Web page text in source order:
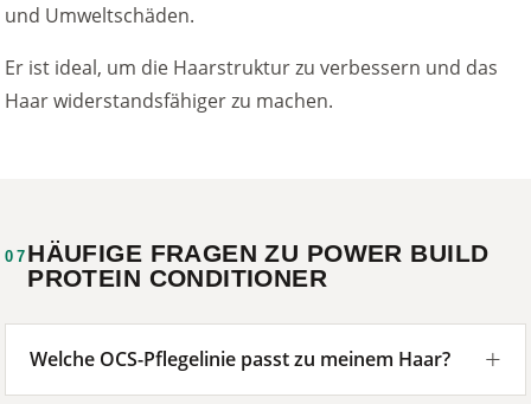
und Umweltschäden.
Er ist ideal, um die Haarstruktur zu verbessern und das
Haar widerstandsfähiger zu machen.
07 HÄUFIGE FRAGEN ZU POWER BUILD
PROTEIN CONDITIONER
Welche OCS-Pflegelinie passt zu meinem Haar?